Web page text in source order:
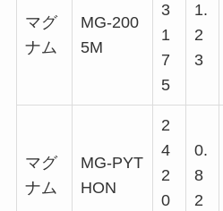
マグ
ナム
MG-200
5M
3
1
7
5
1.
2
3
マグ
ナム
MG-PYT
HON
2
4
2
0
0.
8
2